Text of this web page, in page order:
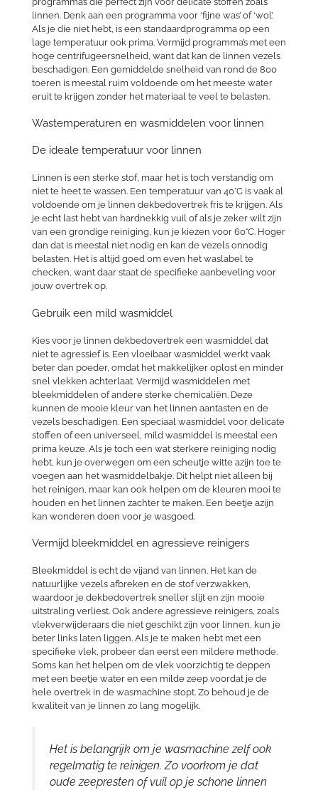
linnen. Denk aan een programma voor ‘fijne was’ of ‘wol’.
Als je die niet hebt, is een standaardprogramma op een
lage temperatuur ook prima. Vermijd programma’s met een
hoge centrifugeersnelheid, want dat kan de linnen vezels
beschadigen. Een gemiddelde snelheid van rond de 800
toeren is meestal ruim voldoende om het meeste water
eruit te krijgen zonder het materiaal te veel te belasten.
Wastemperaturen en wasmiddelen voor linnen
De ideale temperatuur voor linnen
Linnen is een sterke stof, maar het is toch verstandig om
niet te heet te wassen. Een temperatuur van 40°C is vaak al
voldoende om je linnen dekbedovertrek fris te krijgen. Als
je echt last hebt van hardnekkig vuil of als je zeker wilt zijn
van een grondige reiniging, kun je kiezen voor 60°C. Hoger
dan dat is meestal niet nodig en kan de vezels onnodig
belasten. Het is altijd goed om even het waslabel te
checken, want daar staat de specifieke aanbeveling voor
jouw overtrek op.
Gebruik een mild wasmiddel
Kies voor je linnen dekbedovertrek een wasmiddel dat
niet te agressief is. Een vloeibaar wasmiddel werkt vaak
beter dan poeder, omdat het makkelijker oplost en minder
snel vlekken achterlaat. Vermijd wasmiddelen met
bleekmiddelen of andere sterke chemicaliën. Deze
kunnen de mooie kleur van het linnen aantasten en de
vezels beschadigen. Een speciaal wasmiddel voor delicate
stoffen of een universeel, mild wasmiddel is meestal een
prima keuze. Als je toch een wat sterkere reiniging nodig
hebt, kun je overwegen om een scheutje witte azijn toe te
voegen aan het wasmiddelbakje. Dit helpt niet alleen bij
het reinigen, maar kan ook helpen om de kleuren mooi te
houden en het linnen zachter te maken. Een beetje azijn
kan wonderen doen voor je wasgoed.
Vermijd bleekmiddel en agressieve reinigers
Bleekmiddel is echt de vijand van linnen. Het kan de
natuurlijke vezels afbreken en de stof verzwakken,
waardoor je dekbedovertrek sneller slijt en zijn mooie
uitstraling verliest. Ook andere agressieve reinigers, zoals
vlekverwijderaars die niet geschikt zijn voor linnen, kun je
beter links laten liggen. Als je te maken hebt met een
specifieke vlek, probeer dan eerst een mildere methode.
Soms kan het helpen om de vlek voorzichtig te deppen
met een beetje water en een milde zeep voordat je de
hele overtrek in de wasmachine stopt. Zo behoud je de
kwaliteit van je linnen zo lang mogelijk.
Het is belangrijk om je wasmachine zelf ook
regelmatig te reinigen. Zo voorkom je dat
oude zeepresten of vuil op je schone linnen